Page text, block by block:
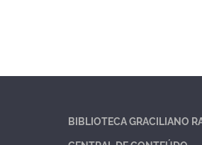
BIBLIOTECA GRACILIANO